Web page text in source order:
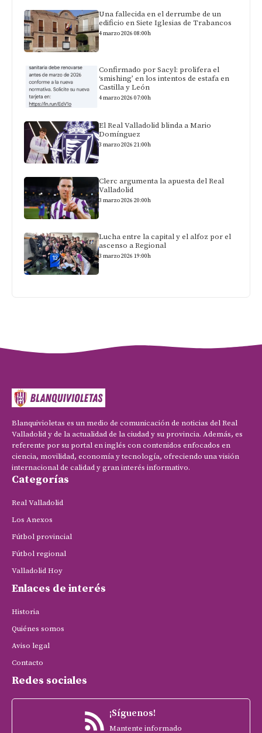
Una fallecida en el derrumbe de un
edificio en Siete Iglesias de Trabancos
4 marzo 2026 08:00h
Confirmado por Sacyl: prolifera el
‘smishing’ en los intentos de estafa en
Castilla y León
4 marzo 2026 07:00h
El Real Valladolid blinda a Mario
Domínguez
3 marzo 2026 21:00h
Clerc argumenta la apuesta del Real
Valladolid
3 marzo 2026 20:00h
Lucha entre la capital y el alfoz por el
ascenso a Regional
3 marzo 2026 19:00h
Blanquivioletas es un medio de comunicación de noticias del Real
Valladolid y de la actualidad de la ciudad y su provincia. Además, es
referente por su portal en inglés con contenidos enfocados en
ciencia, movilidad, economía y tecnología, ofreciendo una visión
internacional de calidad y gran interés informativo.
Categorías
Real Valladolid
Los Anexos
Fútbol provincial
Fútbol regional
Valladolid Hoy
Enlaces de interés
Historia
Quiénes somos
Aviso legal
Contacto
Redes sociales
¡Síguenos!
Mantente informado